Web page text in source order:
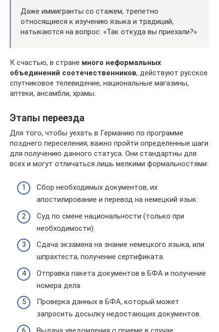
Даже иммигранты со стажем, трепетно
относящиеся к изучению языка и традиций,
натыкаются на вопрос: «Так откуда вы приехали?»
К счастью, в стране много неформальных
объединений соотечественников, действуют русское
спутниковое телевидение, национальные магазины,
аптеки, ансамбли, храмы.
Этапы переезда
Для того, чтобы уехать в Германию по программе
позднего переселения, важно пройти определенные шаги
для получению данного статуса. Они стандартны для
всех и могут отличаться лишь мелкими формальностями:
Сбор необходимых документов, их
апостилирование и перевод на немецкий язык.
Суд по смене национальности (только при
необходимости).
Сдача экзамена на знание немецкого языка, или
шпрахтеста, получение сертификата.
Отправка пакета документов в БФА и получение
номера дела.
Проверка данных в БФА, который может
запросить досылку недостающих документов.